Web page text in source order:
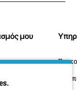
μου
Παραγγελιών